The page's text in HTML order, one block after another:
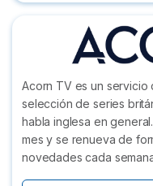
Acorn TV es un servicio
selección de series
habla inglesa en
mes y se renueva de
novedades cada